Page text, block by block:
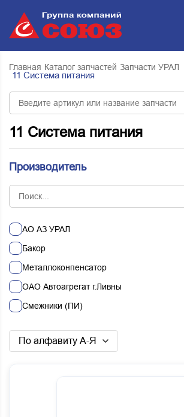
Главная Каталог запчастей Запчасти УРАЛ
11 Система питания
11 Система питания
Производитель
АО АЗ УРАЛ
Бакор
Металлоконпенсатор
ОАО Автоагрегат г.Ливны
Смежники (ПИ)
01273 ООО ТРАКС ВОСТОК РУС
По алфавиту А-Я